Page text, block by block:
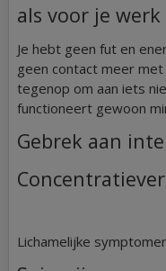
als voor je werk
Je hebt geen fut en
geen contact meer
tegenop om aan iets
functioneert gewoon
Gebrek aan
Lichamelijke